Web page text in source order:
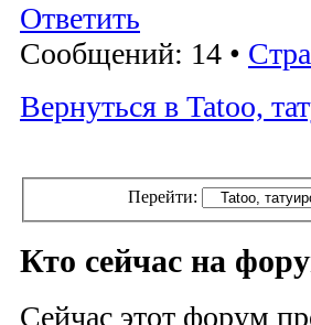
Ответить
Сообщений: 14 •
Вернуться в Tatoo,
Перейти:
Кто сейчас на
Сейчас этот форум